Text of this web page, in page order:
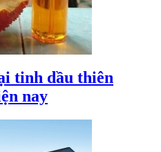
tinh dầu thiên
nay